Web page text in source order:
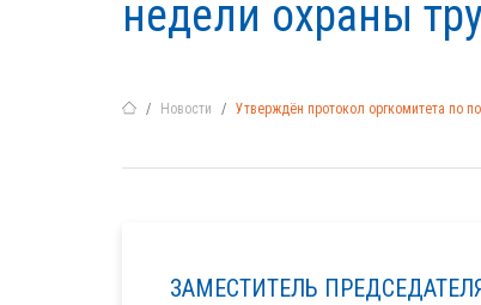
недели охраны
Новости Утверждён протокол оргкомитета по
ЗАМЕСТИТЕЛЬ